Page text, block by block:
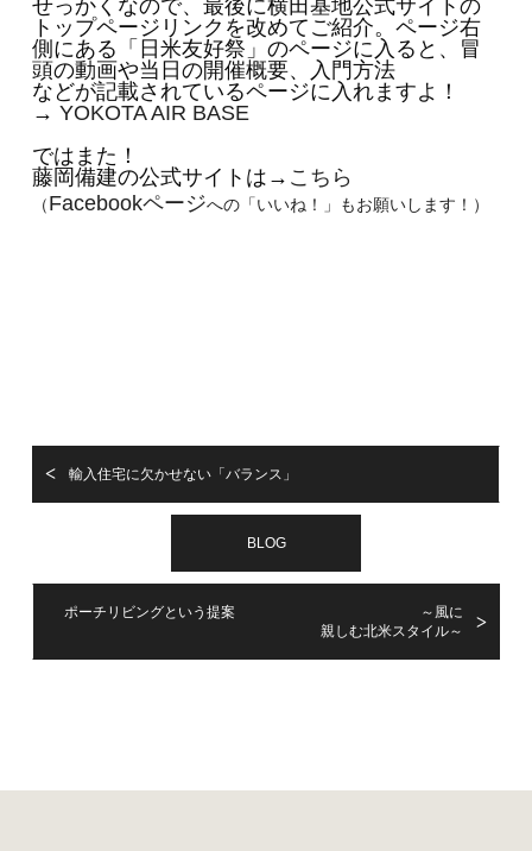
せっかくなので、最後に横田基地公式サイトの
トップページリンクを改めてご紹介。ページ右
側にある「日米友好祭」のページに入ると、冒
頭の動画や当日の開催概要、入門方法
などが記載されているページに入れますよ！
→ YOKOTA AIR BASE
ではまた！
藤岡備建の公式サイトは→ こちら
（ Facebookページへの「いいね！」もお願いします！）
輸入住宅に欠かせない「バランス」
BLOG
ポーチリビングという提案 ～風に
親しむ北米スタイル～